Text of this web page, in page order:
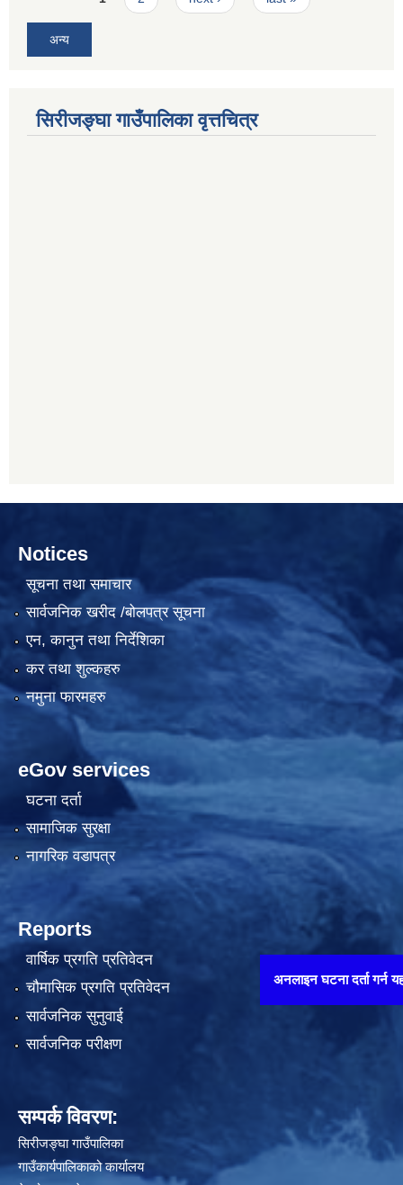
अन्य
सिरीजङ्घा गाउँपालिका वृत्तचित्र
अनलाइन घटना दर्ता गर्न यहाँ
Notices
सूचना तथा समाचार
सार्वजनिक खरीद /बोलपत्र सूचना
एन, कानुन तथा निर्देशिका
कर तथा शुल्कहरु
नमुना फारमहरु
eGov services
घटना दर्ता
सामाजिक सुरक्षा
नागरिक वडापत्र
Reports
वार्षिक प्रगति प्रतिवेदन
चौमासिक प्रगति प्रतिवेदन
सार्वजनिक सुनुवाई
सार्वजनिक परीक्षण
सम्पर्क विवरण:
सिरीजङ्घा गाउँपालिका
गाउँकार्यपालिकाको कार्यालय